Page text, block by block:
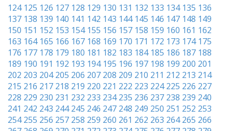
124 125 126 127 128 129 130 131 132 133 134 135 136
137 138 139 140 141 142 143 144 145 146 147 148 149
150 151 152 153 154 155 156 157 158 159 160 161 162
163 164 165 166 167 168 169 170 171 172 173 174 175
176 177 178 179 180 181 182 183 184 185 186 187 188
189 190 191 192 193 194 195 196 197 198 199 200 201
202 203 204 205 206 207 208 209 210 211 212 213 214
215 216 217 218 219 220 221 222 223 224 225 226 227
228 229 230 231 232 233 234 235 236 237 238 239 240
241 242 243 244 245 246 247 248 249 250 251 252 253
254 255 256 257 258 259 260 261 262 263 264 265 266